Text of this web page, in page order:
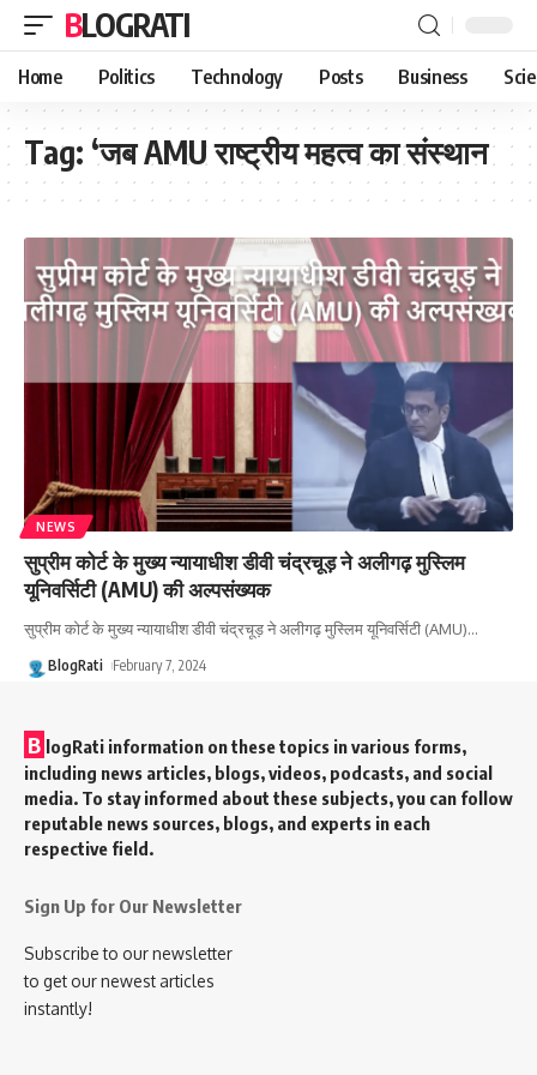
BLOGRATI
Home Politics Technology Posts Business
Tag: ‘जब AMU राष्ट्रीय महत्व का संस्थान
NEWS
सुप्रीम कोर्ट के मुख्य न्यायाधीश डीवी चंद्रचूड़ ने अलीगढ़ मुस्लिम
यूनिवर्सिटी (AMU) की अल्पसंख्यक
सुप्रीम कोर्ट के मुख्य न्यायाधीश डीवी चंद्रचूड़ ने अलीगढ़ मुस्लिम यूनिवर्सिटी (AMU)…
BlogRati February 7, 2024
B logRati information on these topics in various forms,
including news articles, blogs, videos, podcasts, and social
media. To stay informed about these subjects, you can follow
reputable news sources, blogs, and experts in each
respective field.
Sign Up for Our Newsletter
Subscribe to our newsletter
to get our newest articles
instantly!